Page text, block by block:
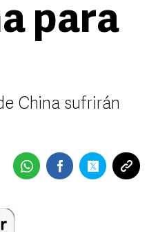
para
China sufrirán